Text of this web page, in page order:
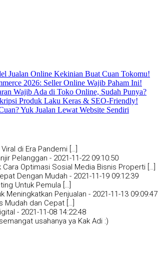
Jualan Online Kekinian Buat Cuan Tokomu!
2026: Seller Online Wajib Paham Ini!
Wajib Ada di Toko Online, Sudah Punya?
Produk Laku Keras & SEO-Friendly!
Yuk Jualan Lewat Website Sendiri
di Era Pandemi […]
Pelanggan - 2021-11-22 09:10:50
Optimasi Sosial Media Bisnis Properti […]
Dengan Mudah - 2021-11-19 09:12:39
Untuk Pemula […]
Meningkatkan Penjualan - 2021-11-13 09:09:47
dan Cepat […]
- 2021-11-08 14:22:48
usahanya ya Kak Adi :)